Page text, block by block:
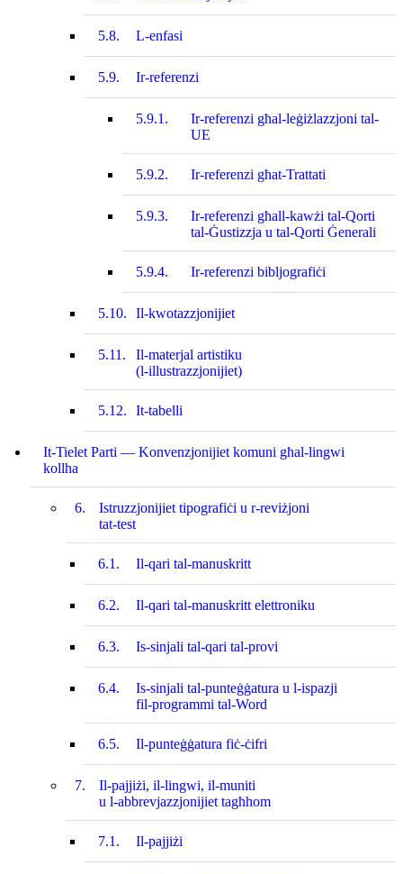
5.8. L-enfasi
5.9. Ir-referenzi
5.9.1.
Ir-referenzi għal‑leġiżlazzjoni tal-
UE
5.9.2. Ir-referenzi għat-Trattati
5.9.3.
Ir-referenzi għall-kawżi tal-Qorti
tal-Ġustizzja u tal-Qorti Ġenerali
5.9.4. Ir-referenzi bibljografiċi
5.10. Il-kwotazzjonijiet
5.11.
Il-materjal artistiku
(l‑illustrazzjonijiet)
5.12. It-tabelli
It-Tielet Parti — Konvenzjonijiet komuni għal‑lingwi
kollha
6.
Istruzzjonijiet tipografiċi u r‑reviżjoni
tat‑test
6.1. Il-qari tal-manuskritt
6.2. Il-qari tal-manuskritt elettroniku
6.3. Is-sinjali tal-qari tal-provi
6.4.
Is-sinjali tal-punteġġatura u l‑ispazji
fil-programmi tal-Word
6.5. Il-punteġġatura fiċ-ċifri
7.
Il-pajjiżi, il‑lingwi, il‑muniti
u l‑abbrevjazzjonijiet tagħhom
7.1. Il-pajjiżi